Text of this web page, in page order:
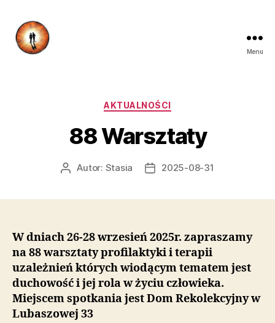
Menu
Kategorie
AKTUALNOŚCI
88 Warsztaty
AutorAutor: Stasia
Data2025-08-31
W dniach 26-28 wrzesień 2025r. zapraszamy
na 88 warsztaty profilaktyki i terapii
uzależnień których wiodącym tematem jest
duchowość i jej rola w życiu człowieka.
Miejscem spotkania jest Dom Rekolekcyjny w
Lubaszowej 33